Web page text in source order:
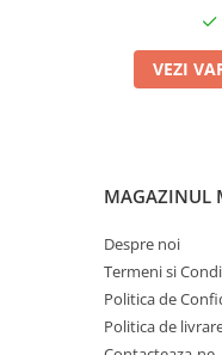
Produse de Intretinere
Imbracaminte de corp
Jachete copii
VEZI
MAGAZINUL
Despre noi
Termeni si
Politica de
Politica de